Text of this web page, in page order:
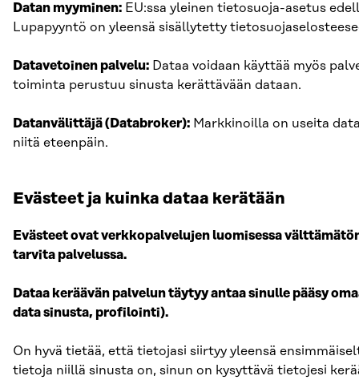
Datan myyminen: EU:ssa yleinen tietosuoja-asetus
Lupapyyntö on yleensä sisällytetty
Datavetoinen palvelu: Dataa voidaan käyttää myös
toiminta perustuu sinusta kerättävään dataan.
Datanvälittäjä (Databroker): Markkinoilla on useita
niitä eteenpäin.
Evästeet ja kuinka dataa kerätään
Evästeet ovat verkkopalvelujen luomisessa
tarvita palvelussa.
Dataa keräävän palvelun täytyy antaa sinulle pääsy
data sinusta, profilointi).
On hyvä tietää, että tietojasi siirtyy yleensä
tietoja niillä sinusta on, sinun on kysyttävä tietojesi